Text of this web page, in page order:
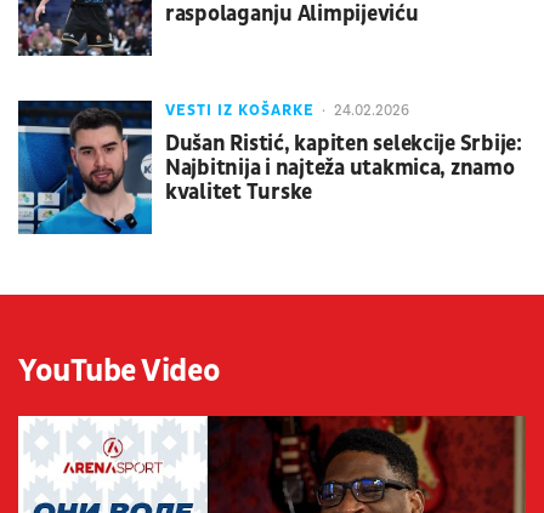
raspolaganju Alimpijeviću
VESTI IZ KOŠARKE 24.02.2026
Dušan Ristić, kapiten selekcije Srbije:
Najbitnija i najteža utakmica, znamo
kvalitet Turske
YouTube Video